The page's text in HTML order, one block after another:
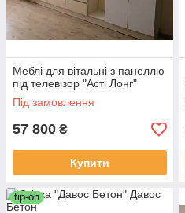
Меблі для вітальні з панеллю
під телевізор "Асті Лонг"
Під замовлення
57 800 ₴
Купити
tip-on